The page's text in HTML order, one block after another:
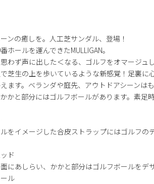
ンの癒しを。人工芝サンダル、登場！
ホールを運んできたMULLIGAN。
わず声に出した＜なる、ゴルフをオマージュ
芝生の上を歩いているような新感覚！足裏に
ます。ベランダや庭先、アウトドアシーンは
かと部分にはゴルフボールがあります。素足
をイメージした合皮ストラップにはゴルフの
ド
にあしらい、かかと部分はゴルフボールをデザ
ル